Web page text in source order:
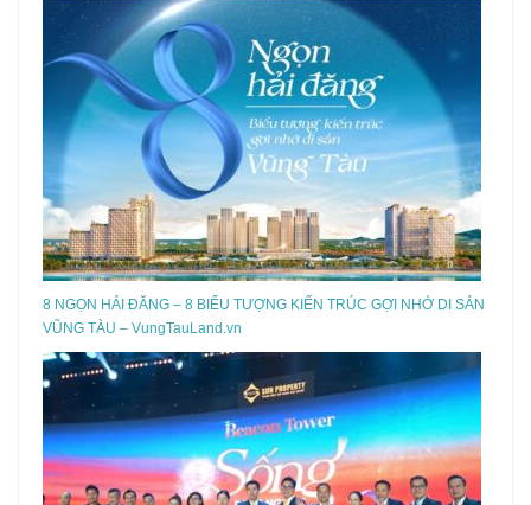
8 NGỌN HẢI ĐĂNG – 8 BIỂU TƯỢNG KIẾN TRÚC GỢI NHỚ DI SẢN
VŨNG TÀU – VungTauLand.vn